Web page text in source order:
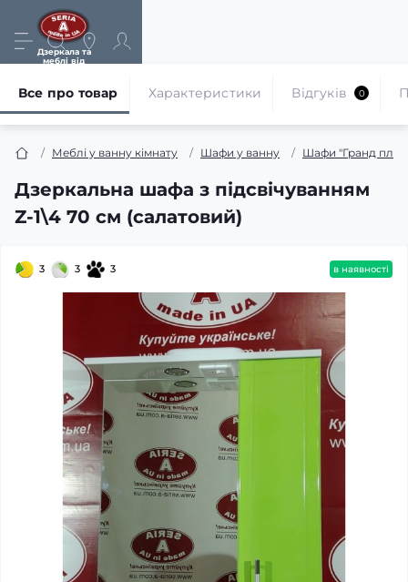
Дзеркала та
меблі від
Меблі у ванну кімнату Шафи у ванну Шафи "Гранд
Дзеркальна шафа з підсвічуванням
Z-1\4 70 см (салатовий)
Все про товар Характеристики Відгуків 0
3 3 3 в наявності